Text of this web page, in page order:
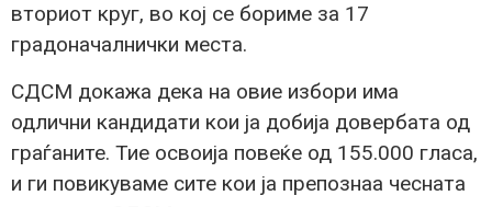
вториот круг, во кој се бориме за 17
градоначалнички места.
СДСМ докажа дека на овие избори има
одлични кандидати кои ја добија довербата од
граѓаните. Тие освоија повеќе од 155.000 гласа,
и ги повикуваме сите кои ја препознаа чесната